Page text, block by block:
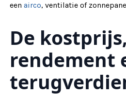
een airco, ventilatie of
De kostprijs,
rendement